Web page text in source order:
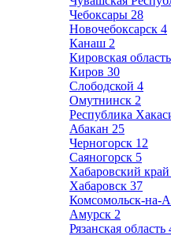
Чебоксары 28
Новочебоксарск 4
Канаш 2
Кировская область
Киров 30
Слободской 4
Омутнинск 2
Республика
Абакан 25
Черногорск 12
Саяногорск 5
Хабаровский край
Хабаровск 37
Комсомольск-на-
Амурск 2
Рязанская область